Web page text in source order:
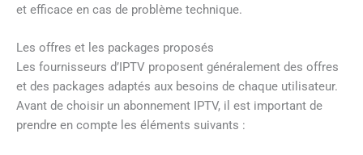
et efficace en cas de problème technique.
Les offres et les packages proposés
Les fournisseurs d’IPTV proposent généralement des offres
et des packages adaptés aux besoins de chaque utilisateur.
Avant de choisir un abonnement IPTV, il est important de
prendre en compte les éléments suivants :